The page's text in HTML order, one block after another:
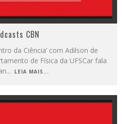
CBN
da Ciência’ com Adilson de
de Física da UFSCar fala
... LEIA MAIS...